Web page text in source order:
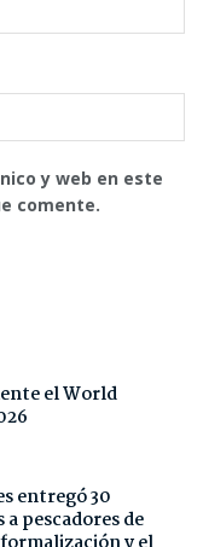
y web en este
comente.
el World
entregó 30
pescadores de